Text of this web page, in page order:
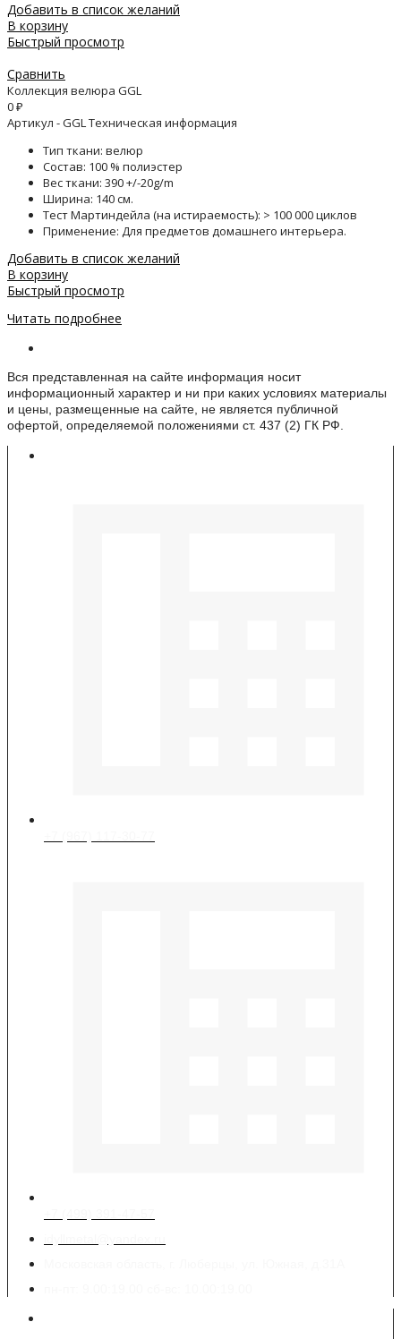
Добавить в список желаний
В корзину
Быстрый просмотр
Сравнить
Коллекция велюра GGL
0₽
Артикул - GGL Техническая информация
Тип ткани: велюр
Состав: 100 % полиэстер
Вес ткани: 390 +/-20g/m
Ширина: 140 см.
Тест Мартиндейла (на истираемость): > 100 000 циклов
Применение: Для предметов домашнего интерьера.
Добавить в список желаний
В корзину
Быстрый просмотр
Читать подробнее
Вся представленная на сайте информация носит
информационный характер и ни при каких условиях материалы
и цены, размещенные на сайте, не является публичной
офертой, определяемой положениями ст. 437 (2) ГК РФ.